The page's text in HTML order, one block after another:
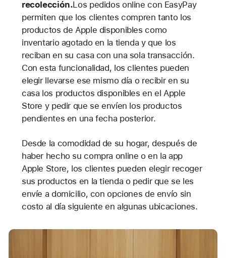
recolección.Los pedidos online con EasyPay
permiten que los clientes compren tanto los
productos de Apple disponibles como
inventario agotado en la tienda y que los
reciban en su casa con una sola transacción.
Con esta funcionalidad, los clientes pueden
elegir llevarse ese mismo día o recibir en su
casa los productos disponibles en el Apple
Store y pedir que se envíen los productos
pendientes en una fecha posterior.
Desde la comodidad de su hogar, después de
haber hecho su compra online o en la app
Apple Store, los clientes pueden elegir recoger
sus productos en la tienda o pedir que se les
envíe a domicilio, con opciones de envío sin
costo al día siguiente en algunas ubicaciones.